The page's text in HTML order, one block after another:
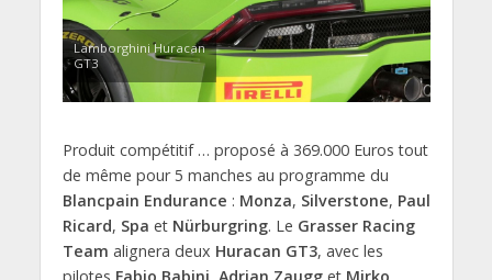
Lamborghini Huracan
GT3
Produit compétitif … proposé à 369.000 Euros tout
de même pour 5 manches au programme du
Blancpain Endurance : Monza, Silverstone, Paul
Ricard, Spa et Nürburgring. Le Grasser Racing
Team alignera deux Huracan GT3, avec les
pilotes Fabio Babini Adrian Zaugget Mirko